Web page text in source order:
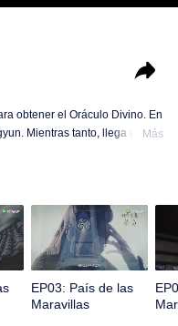
obtener el Oráculo Divino. En
Mientras tanto, llega el
entre el Señor Demonio y Ye
Más
EP03: País de las
Maravillas